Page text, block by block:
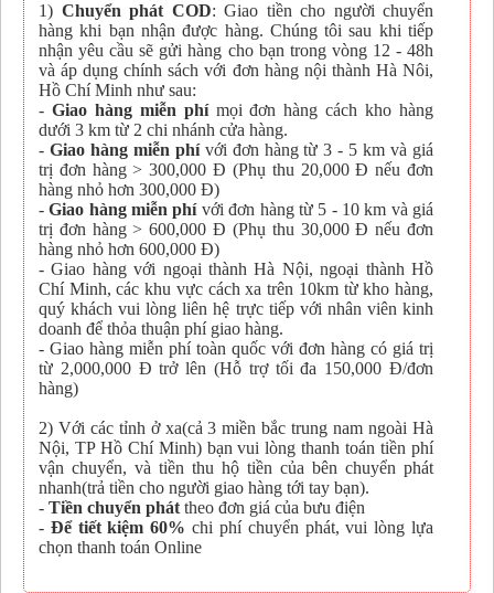
1) Chuyển phát COD: Giao tiền cho người chuyển
hàng khi bạn nhận được hàng. Chúng tôi sau khi tiếp
nhận yêu cầu sẽ gửi hàng cho bạn trong vòng 12 - 48h
và áp dụng chính sách với đơn hàng nội thành Hà Nôi,
Hồ Chí Minh như sau:
- Giao hàng miễn phímọi đơn hàng cách kho hàng
dưới 3 km từ 2 chi nhánh cửa hàng.
- Giao hàng miễn phívới đơn hàng từ 3 - 5 km và giá
trị đơn hàng > 300,000 Đ (Phụ thu 20,000 Đ nếu đơn
hàng nhỏ hơn 300,000 Đ)
-Giao hàng miễn phívới đơn hàng từ 5 - 10 km và giá
trị đơn hàng > 600,000 Đ (Phụ thu 30,000 Đ nếu đơn
hàng nhỏ hơn 600,000 Đ)
- Giao hàng với ngoại thành Hà Nội, ngoại thành Hồ
Chí Minh, các khu vực cách xa trên 10km từ kho hàng,
quý khách vui lòng liên hệ trực tiếp với nhân viên kinh
doanh để thỏa thuận phí giao hàng.
- Giao hàng miễn phí toàn quốc với đơn hàng có giá trị
từ 2,000,000 Đ trở lên (Hỗ trợ tối đa 150,000 Đ/đơn
hàng)
2) Với các tỉnh ở xa(cả 3 miền bắc trung nam ngoài Hà
Nội, TP Hồ Chí Minh) bạn vui lòng thanh toán tiền phí
vận chuyển, và tiền thu hộ tiền của bên chuyển phát
nhanh(trả tiền cho người giao hàng tới tay bạn).
- Tiền chuyển phát theo đơn giá của bưu điện
- Để tiết kiệm 60% chi phí chuyển phát, vui lòng lựa
chọn thanh toán Online